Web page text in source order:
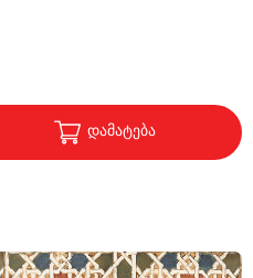
დამატება